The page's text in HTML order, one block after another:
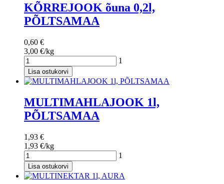
KÕRREJOOK õuna 0,2l,
PÕLTSAMAA
0,60 €
3,00 €/kg
1
Lisa ostukorvi
MULTIMAHLAJOOK 1l,
PÕLTSAMAA
1,93 €
1,93 €/kg
1
Lisa ostukorvi